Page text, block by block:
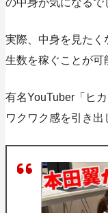
の中身が気になるで
実際、中身を見たく
生数を稼ぐことが可
有名YouTuber「ヒ
ワクワク感を引き出